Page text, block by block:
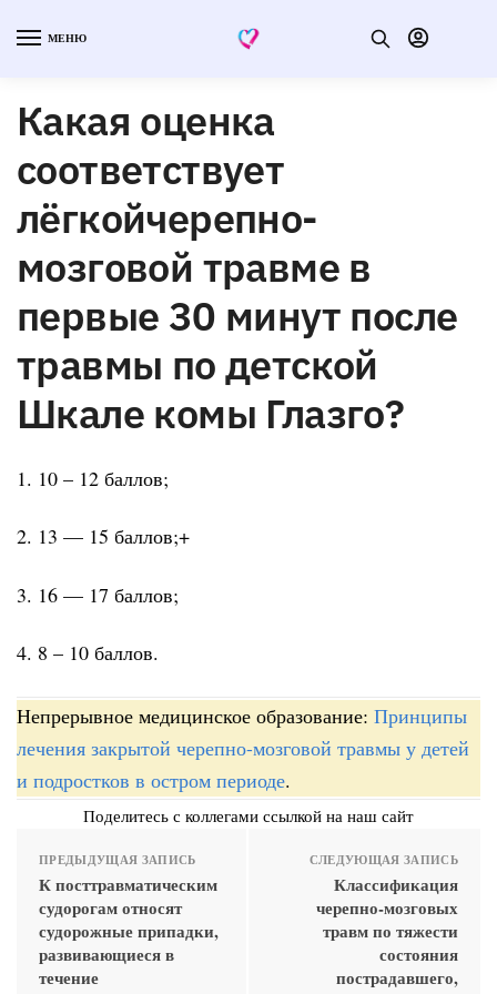
МЕНЮ
Какая оценка
соответствует
лёгкойчерепно-
мозговой травме в
первые 30 минут после
травмы по детской
Шкале комы Глазго?
1. 10 – 12 баллов;
2. 13 — 15 баллов;+
3. 16 — 17 баллов;
4. 8 – 10 баллов.
Непрерывное медицинское образование: Принципы
лечения закрытой черепно-мозговой травмы у детей
и подростков в остром периоде.
Поделитесь с коллегами ссылкой на наш сайт
ПРЕДЫДУЩАЯ ЗАПИСЬ
К посттравматическим
судорогам относят
судорожные припадки,
развивающиеся в
течение
СЛЕДУЮЩАЯ ЗАПИСЬ
Классификация
черепно-мозговых
травм по тяжести
состояния
пострадавшего,